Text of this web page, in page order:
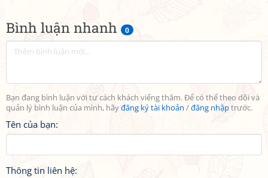
Bình luận nhanh 0
Bạn đang bình luận với tư cách khách viếng thăm. Để có thể theo dõi và
quản lý bình luận của mình, hãyđăng ký tài khoản /đăng nhậptrước.
Tên của bạn:
Thông tin liên hệ: